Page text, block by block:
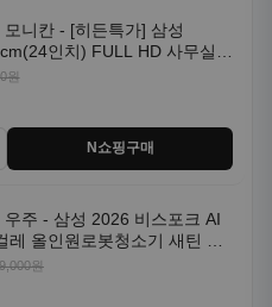
니칸 - [히든특가] 삼성
인치) FULL HD 사무실/
원
N쇼핑구매
우주 - 삼성 2026 비스포크 AI
레 올인원로봇청소기 새틴 그
원